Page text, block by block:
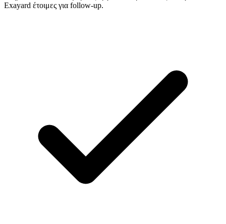
Exayard έτοιμες για follow-up.